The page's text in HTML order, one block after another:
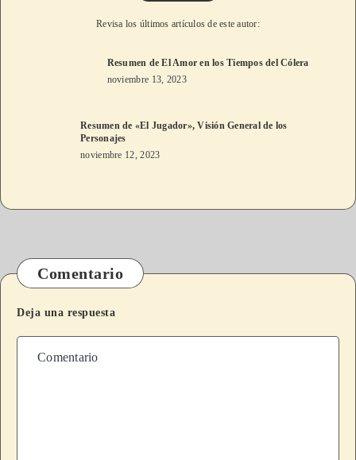
Revisa los últimos artículos de este autor:
Resumen de El Amor en los Tiempos del Cólera
noviembre 13, 2023
Resumen de «El Jugador», Visión General de los
Personajes
noviembre 12, 2023
Comentario
Deja una respuesta